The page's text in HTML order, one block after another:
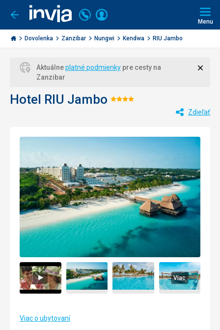
Ísť
späť
Invia.sk
Volajte
+421
2
3221
Prihlásiť
Menu
Dovolenka Zanzibar Nungwi Kendwa RIU Jambo
Aktuálneplatné podmienky pre cesty na
Zanzibar
Hotel RIU Jambo Hodnotenie:
Zdieľať
Viac
Viac o ubytovaní